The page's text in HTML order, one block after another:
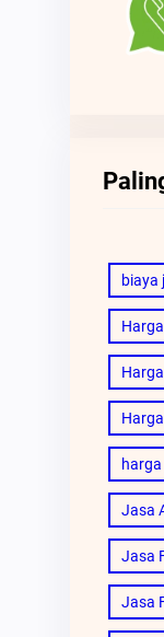
biaya
Jasa
Jasa
Jasa